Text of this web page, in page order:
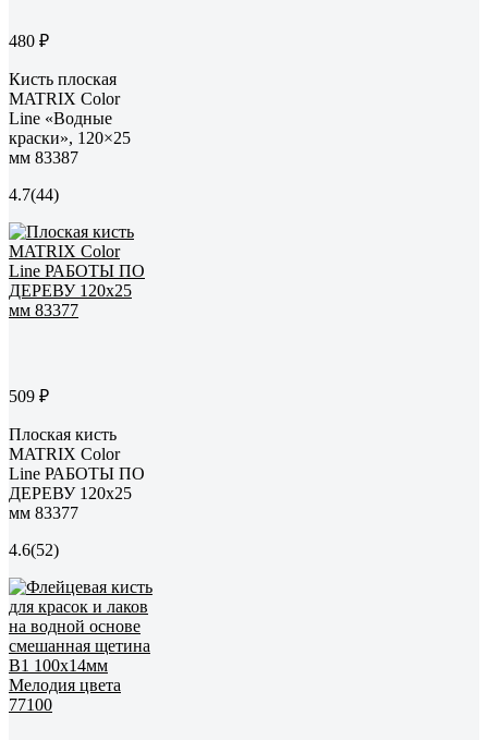
480 ₽
Кисть плоская
MATRIX Color
Line «Водные
краски», 120×25
мм 83387
4.7(44)
509 ₽
Плоская кисть
MATRIX Color
Line РАБОТЫ ПО
ДЕРЕВУ 120х25
мм 83377
4.6(52)